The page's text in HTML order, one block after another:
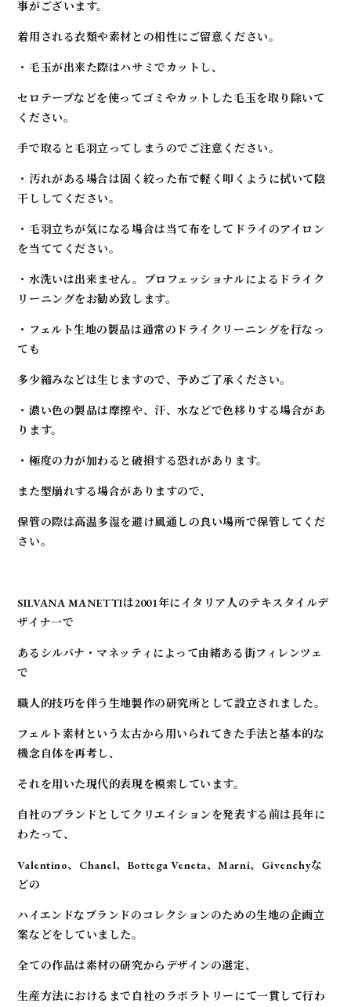
事がございます。
着用される衣類や素材との相性にご留意ください。
・毛玉が出来た際はハサミでカットし、
セロテープなどを使ってゴミやカットした毛玉を取り除いて
ください。
手で取ると毛羽立ってしまうのでご注意ください。
・汚れがある場合は固く絞った布で軽く叩くように拭いて陰
干ししてください。
・毛羽立ちが気になる場合は当て布をしてドライのアイロン
を当ててください。
・水洗いは出来ません。プロフェッショナルによるドライク
リーニングをお勧め致します。
・フェルト生地の製品は通常のドライクリーニングを行なっ
ても
多少縮みなどは生じますので、予めご了承ください。
・濃い色の製品は摩擦や、汗、水などで色移りする場合があ
ります。
・極度の力が加わると破損する恐れがあります。
また型崩れする場合がありますので、
保管の際は高温多湿を避け風通しの良い場所で保管してくだ
さい。
SILVANA MANETTIは2001年にイタリア人のテキスタイルデ
ザイナ一で
あるシルバナ・マネッティによって由緒ある街フィレンツェ
で
職人的技巧を伴う生地製作の研究所として設立されました。
フェルト素材という太古から用いられてきた手法と基本的な
機念自体を再考し、
それを用いた現代的表現を模索しています。
自社のブランドとしてクリエイションを発表する前は長年に
わたって、
Valentino、Chanel、Bottega Veneta、Marni、Givenchyな
どの
ハイエンドなブランドのコレクションのための生地の企画立
案などをしていました。
全ての作品は素材の研究からデザインの選定、
生産方法におけるまで自社のラボラトリーにて一貫して行わ